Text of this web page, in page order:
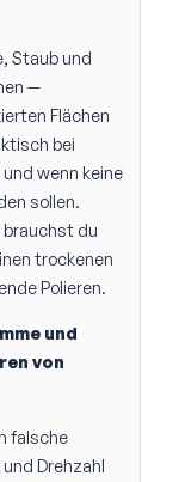
Staub und
—
Flächen
bei
wenn keine
sollen.
brauchst du
trockenen
Polieren.
und
von
falsche
Drehzahl